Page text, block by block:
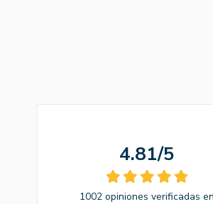
4.81/5
1002 opiniones verificadas en